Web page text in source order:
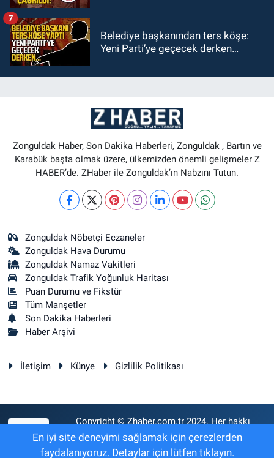
Belediye başkanından ters köşe:
Yeni Parti’ye geçecek derken…
7
Zonguldak Haber, Son Dakika Haberleri, Zonguldak , Bartın ve
Karabük başta olmak üzere, ülkemizden önemli gelişmeler Z
HABER’de. ZHaber ile Zonguldak’ın Nabzını Tutun.
Zonguldak Nöbetçi Eczaneler
Zonguldak Hava Durumu
Zonguldak Namaz Vakitleri
Zonguldak Trafik Yoğunluk Haritası
Puan Durumu ve Fikstür
Tüm Manşetler
Son Dakika Haberleri
Haber Arşivi
İletişim Künye Gizlilik Politikası
Copyright © Zhaber.com.tr 2024. Her hakkı
saklıdır.
En iyi site deneyimi sağlamak için çerezlerden
faydalanıyoruz. Detaylar için lütfen tıklayın.